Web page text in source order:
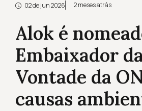
02 de jun 2026 2 meses atrás
Alok é
Embaixador
Vontade da
causas